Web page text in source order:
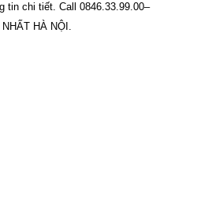
tin chi tiết. Call 0846.33.99.00–
HÀ NỘI.